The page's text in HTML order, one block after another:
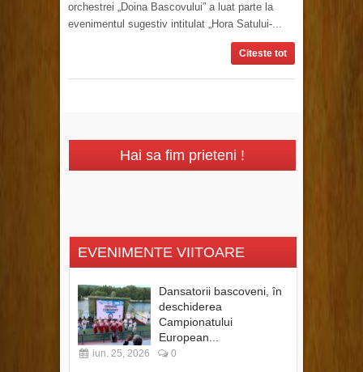
orchestrei „Doina Bascovului” a luat parte la
evenimentul sugestiv intitulat „Hora Satului-...
Citeste tot
Hai sa fim prieteni !
EVENIMENTE VIITOARE
Dansatorii bascoveni, în
deschiderea
Campionatului
European...
iun. 25, 2026 0